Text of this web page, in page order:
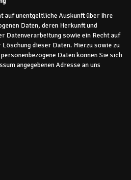
auf unentgeltliche Auskunft über Ihre
Daten, deren Herkunft und
Datenverarbeitung sowie ein Recht auf
dieser Daten. Hierzu sowie zu
Daten können Sie sich
angegebenen Adresse an uns